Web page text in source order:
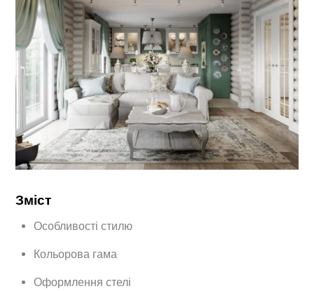
Зміст
Особливості стилю
Кольорова гама
Оформлення стелі